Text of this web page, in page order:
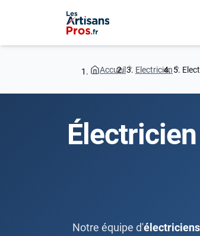
Accueil Electricien
Notre équipe d'